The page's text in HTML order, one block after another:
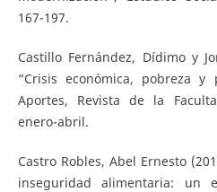
167-197.
Castillo Fernández, Dídimo y
“Crisis económica, pobreza y
Aportes, Revista de la
enero-abril.
Castro Robles, Abel Ernesto
inseguridad alimentaria: un